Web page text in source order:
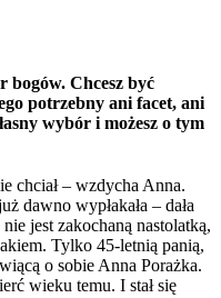
bogów. Chcesz być
potrzebny ani facet, ani
wybór i możesz o tym
chciał – wzdycha Anna.
dawno wypłakała – dała
jest zakochaną nastolatką,
Tylko 45-letnią panią,
o sobie Anna Porażka.
wieku temu. I stał się